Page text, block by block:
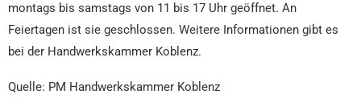
montags bis samstags von 11 bis 17 Uhr geöffnet. An
Feiertagen ist sie geschlossen. Weitere Informationen gibt es
bei der Handwerkskammer Koblenz.
Quelle: PM Handwerkskammer Koblenz